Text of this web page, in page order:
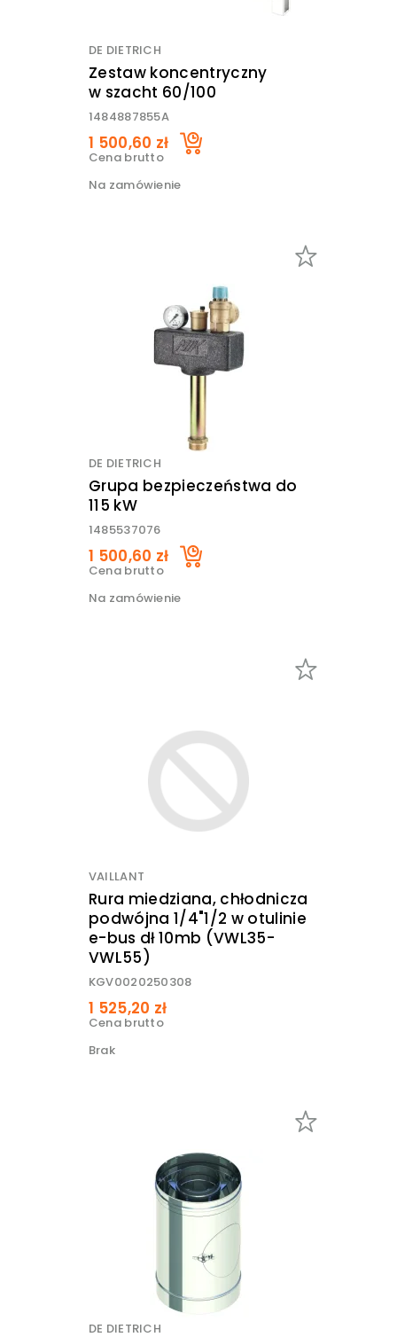
DE DIETRICH
Zestaw koncentryczny
w szacht 60/100
1484887855A
1 500,60 zł
Cena brutto
Na zamówienie
DE DIETRICH
Grupa bezpieczeństwa do
115 kW
1485537076
1 500,60 zł
Cena brutto
Na zamówienie
VAILLANT
Rura miedziana, chłodnicza
podwójna 1/4"1/2 w otulinie
e-bus dł 10mb (VWL35-
VWL55)
KGV0020250308
1 525,20 zł
Cena brutto
Brak
DE DIETRICH